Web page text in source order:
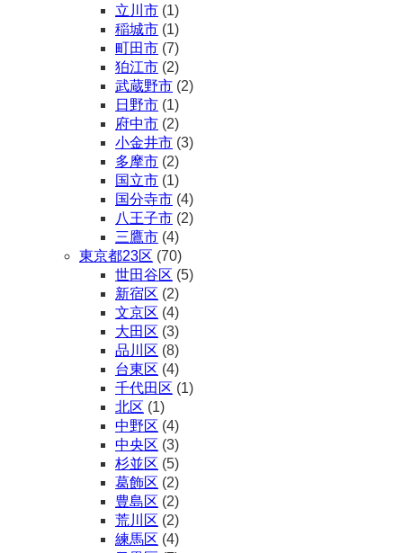
立川市 (1)
稲城市 (1)
町田市 (7)
狛江市 (2)
武蔵野市 (2)
日野市 (1)
府中市 (2)
小金井市 (3)
多摩市 (2)
国立市 (1)
国分寺市 (4)
八王子市 (2)
三鷹市 (4)
東京都23区 (70)
世田谷区 (5)
新宿区 (2)
文京区 (4)
大田区 (3)
品川区 (8)
台東区 (4)
千代田区 (1)
北区 (1)
中野区 (4)
中央区 (3)
杉並区 (5)
葛飾区 (2)
豊島区 (2)
荒川区 (2)
練馬区 (4)